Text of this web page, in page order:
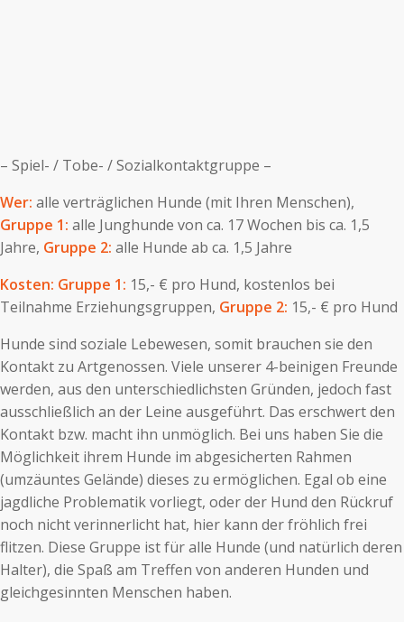
– Spiel- / Tobe- / Sozialkontaktgruppe –
Wer: alle verträglichen Hunde (mit Ihren Menschen),
Gruppe 1: alle Junghunde von ca. 17 Wochen bis ca. 1,5
Jahre, Gruppe 2: alle Hunde ab ca. 1,5 Jahre
Kosten: Gruppe 1: 15,- € pro Hund, kostenlos bei
Teilnahme Erziehungsgruppen, Gruppe 2: 15,- € pro Hund
Hunde sind soziale Lebewesen, somit brauchen sie den
Kontakt zu Artgenossen. Viele unserer 4-beinigen Freunde
werden, aus den unterschiedlichsten Gründen, jedoch fast
ausschließlich an der Leine ausgeführt. Das erschwert den
Kontakt bzw. macht ihn unmöglich. Bei uns haben Sie die
Möglichkeit ihrem Hunde im abgesicherten Rahmen
(umzäuntes Gelände) dieses zu ermöglichen. Egal ob eine
jagdliche Problematik vorliegt, oder der Hund den Rückruf
noch nicht verinnerlicht hat, hier kann der fröhlich frei
flitzen. Diese Gruppe ist für alle Hunde (und natürlich deren
Halter), die Spaß am Treffen von anderen Hunden und
gleichgesinnten Menschen haben.